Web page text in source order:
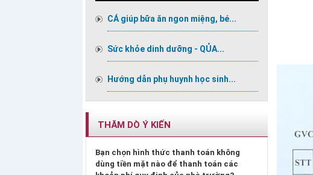
CÁ giúp bữa ăn ngon miệng, bé...
Sức khỏe dinh dưỡng - QỦA...
Hướng dẫn phụ huynh học sinh...
THĂM DÒ Ý KIẾN
Bạn chọn hình thức thanh toán không
dùng tiền mặt nào để thanh toán các